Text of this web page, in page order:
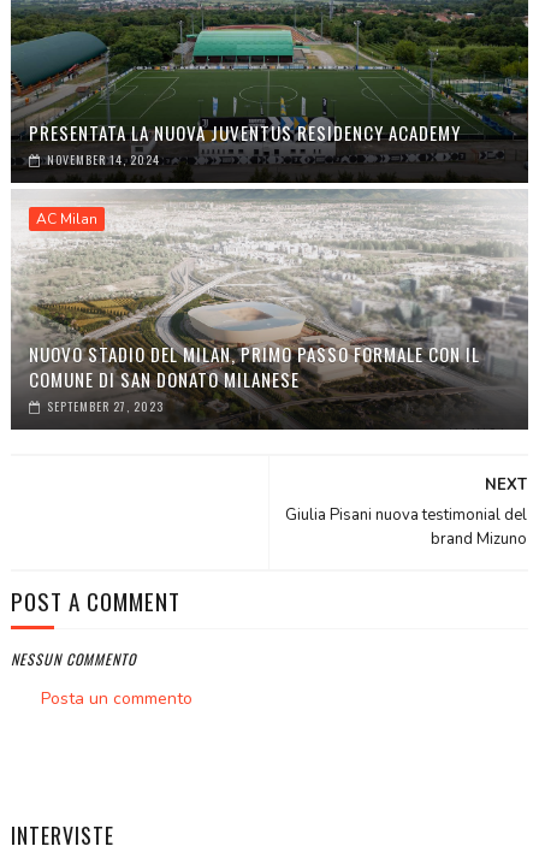
PRESENTATA LA NUOVA JUVENTUS RESIDENCY ACADEMY
NOVEMBER 14, 2024
AC Milan
NUOVO STADIO DEL MILAN, PRIMO PASSO FORMALE CON IL
COMUNE DI SAN DONATO MILANESE
SEPTEMBER 27, 2023
NEXT
Giulia Pisani nuova testimonial del
brand Mizuno
POST A COMMENT
NESSUN COMMENTO
Posta un commento
INTERVISTE